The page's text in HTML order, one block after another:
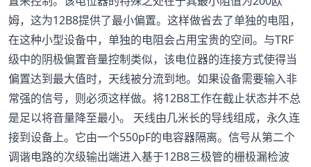
姆，这为12B8提供了最小偏置。这样做省去了单独的电阻，
在这种小型设备中，单独的电阻会占用宝贵的空间。与TRF
级中的阴极偏置音量控制类似，该电位器的连接方式使得当
偏置达到最大值时，天线被分流到地。如果设备需要输入非
常强的信号，则必须这样做。将12B8工作在截止状态并不总
是足以将音量降至最小。 天线由几米长的导线组成，永久连
接到设备上。它由一个550pF的电容器隔离。信号从第二个
调谐电路的次级输出端进入基于12B8三极管的栅极漏检波